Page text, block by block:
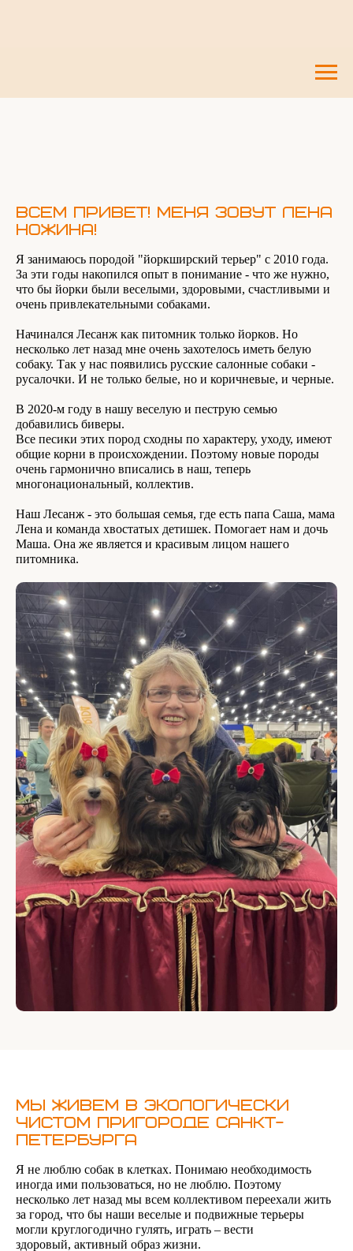
Всем привет! Меня зовут Лена
Ножина!
Я занимаюсь породой "йоркширский терьер" с 2010 года.
За эти годы накопился опыт в понимание - что же нужно,
что бы йорки были веселыми, здоровыми, счастливыми и
очень привлекательными собаками.
Начинался Лесанж как питомник только йорков. Но
несколько лет назад мне очень захотелось иметь белую
собаку. Так у нас появились русские салонные собаки -
русалочки. И не только белые, но и коричневые, и черные.
В 2020-м году в нашу веселую и пеструю семью
добавились биверы.
Все песики этих пород сходны по характеру, уходу, имеют
общие корни в происхождении. Поэтому новые породы
очень гармонично вписались в наш, теперь
многонациональный, коллектив.
Наш Лесанж - это большая семья, где есть папа Саша, мама
Лена и команда хвостатых детишек. Помогает нам и дочь
Маша. Она же является и красивым лицом нашего
питомника.
Мы живем в экологически
чистом пригороде Санкт-
Петербурга
Я не люблю собак в клетках. Понимаю необходимость
иногда ими пользоваться, но не люблю. Поэтому
несколько лет назад мы всем коллективом переехали жить
за город, что бы наши веселые и подвижные терьеры
могли круглогодично гулять, играть – вести
здоровый, активный образ жизни.